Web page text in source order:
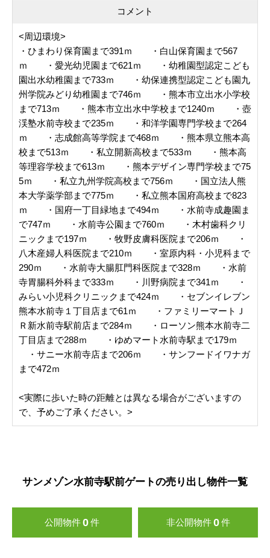
コメント
<周辺環境>
・ひまわり保育園まで391ｍ ・白山保育園まで567
ｍ ・愛光幼児園まで621ｍ ・幼稚園型認定こども
園出水幼稚園まで733ｍ ・幼保連携型認定こども園九
州学院みどり幼稚園まで746ｍ ・熊本市立出水小学校
まで713ｍ ・熊本市立出水中学校まで1240ｍ ・壺
渓塾水前寺校まで235ｍ ・和洋学園専門学校まで264
ｍ ・志成館高等学院まで468ｍ ・熊本県立熊本高
校まで513ｍ ・私立開新高校まで533ｍ ・熊本高
等理容学校まで613ｍ ・熊本デザイン専門学校まで75
5ｍ ・私立九州学院高校まで756ｍ ・国立法人熊
本大学薬学部まで775ｍ ・私立熊本国府高校まで823
ｍ ・国府一丁目緑地まで494ｍ ・水前寺成趣園ま
で747ｍ ・水前寺公園まで760ｍ ・木村歯科クリ
ニックまで197ｍ ・牧野皮膚科医院まで206ｍ ・
八木産婦人科医院まで210ｍ ・室原内科・小児科まで
290ｍ ・水前寺大腸肛門科医院まで328ｍ ・水前
寺胃腸科外科まで333ｍ ・川野病院まで341ｍ ・
みらい小児科クリニックまで424ｍ ・セブンイレブン
熊本水前寺１丁目店まで61ｍ ・ファミリーマートＪ
Ｒ新水前寺駅前店まで284ｍ ・ローソン熊本水前寺二
丁目店まで288ｍ ・ゆめマート水前寺駅まで179ｍ
・サニー水前寺店まで206ｍ ・サンフードイワナガ
まで472ｍ
<実際に歩いた時の距離とは異なる場合がございますの
で、予めご了承ください。>
サンメゾン水前寺駅前ゲートの売り出し物件一覧
公開物件0件 非公開物件 0 件